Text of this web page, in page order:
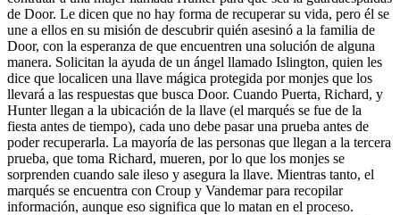
de Door. Le dicen que no hay forma de recuperar su vida, pero él se
une a ellos en su misión de descubrir quién asesinó a la familia de
Door, con la esperanza de que encuentren una solución de alguna
manera. Solicitan la ayuda de un ángel llamado Islington, quien les
dice que localicen una llave mágica protegida por monjes que los
llevará a las respuestas que busca Door. Cuando Puerta, Richard, y
Hunter llegan a la ubicación de la llave (el marqués se fue de la
fiesta antes de tiempo), cada uno debe pasar una prueba antes de
poder recuperarla. La mayoría de las personas que llegan a la tercera
prueba, que toma Richard, mueren, por lo que los monjes se
sorprenden cuando sale ileso y asegura la llave. Mientras tanto, el
marqués se encuentra con Croup y Vandemar para recopilar
información, aunque eso significa que lo matan en el proceso.